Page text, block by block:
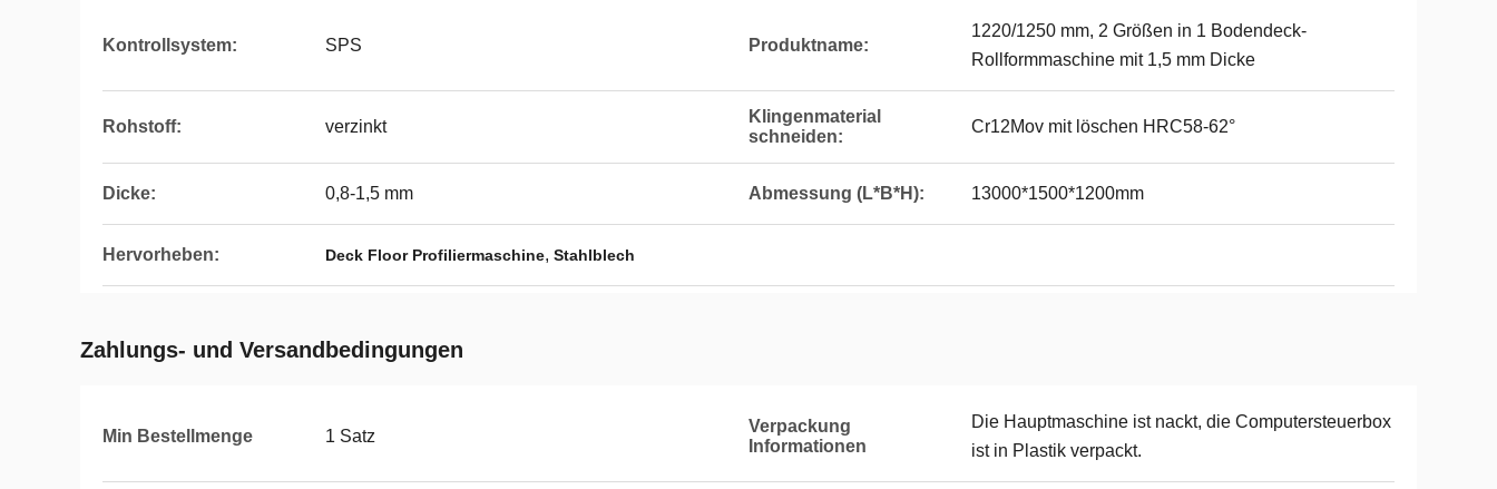
Kontrollsystem: SPS Produktname:
1220/1250 mm, 2 Größen in 1 Bodendeck-
Rollformmaschine mit 1,5 mm Dicke
Rohstoff: verzinkt
Klingenmaterial
schneiden:
Cr12Mov mit löschen HRC58-62°
Dicke: 0,8-1,5 mm Abmessung (L*B*H): 13000*1500*1200mm
Hervorheben: Deck Floor Profiliermaschine, Stahlblech
Zahlungs- und Versandbedingungen
Min Bestellmenge 1 Satz
Verpackung
Informationen
Die Hauptmaschine ist nackt, die Computersteuerbox
ist in Plastik verpackt.